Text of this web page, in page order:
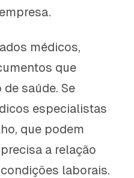
médicos,
que
saúde. Se
especialistas
que podem
a relação
laborais.